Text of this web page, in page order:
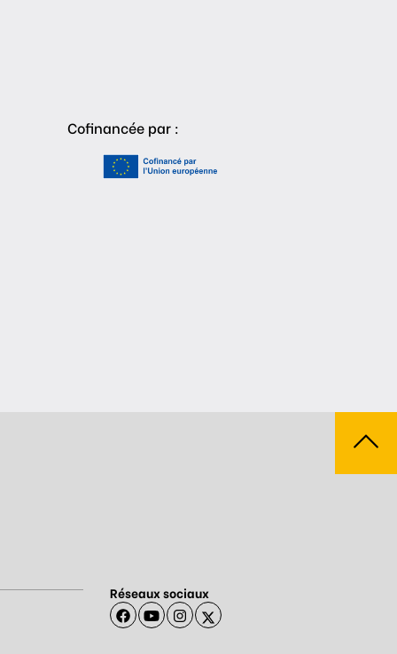
Cofinancée par :
Réseaux sociaux